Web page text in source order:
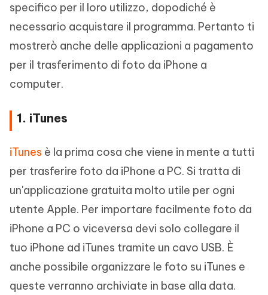
specifico per il loro utilizzo, dopodiché è
necessario acquistare il programma. Pertanto ti
mostrerò anche delle applicazioni a pagamento
per il trasferimento di foto da iPhone a
computer.
1. iTunes
iTunes è la prima cosa che viene in mente a tutti
per trasferire foto da iPhone a PC. Si tratta di
un'applicazione gratuita molto utile per ogni
utente Apple. Per importare facilmente foto da
iPhone a PC o viceversa devi solo collegare il
tuo iPhone ad iTunes tramite un cavo USB. È
anche possibile organizzare le foto su iTunes e
queste verranno archiviate in base alla data.